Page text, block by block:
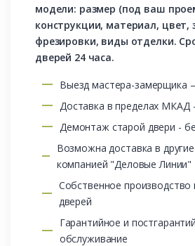
модели: размер (под ваш
конструкции, материал, цвет,
фрезировки, виды отделки.
дверей 24 часа.
Выезд мастера-замерщика
Доставка в пределах МКАД
Демонтаж старой двери -
Возможна доставка в
компанией "Деловые Линии"
Собственное производство
дверей
Гарантийное и
обслуживание